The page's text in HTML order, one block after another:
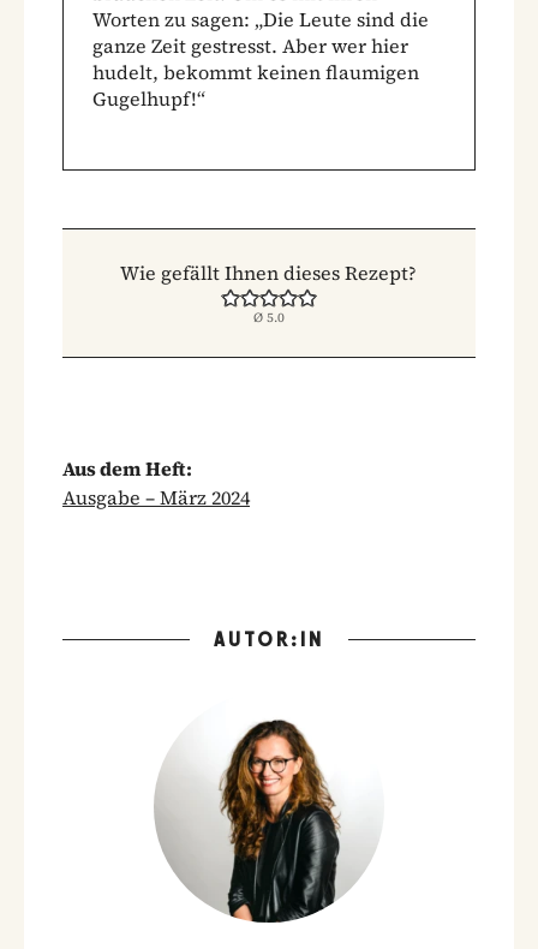
Worten zu sagen: „Die Leute sind die
ganze Zeit gestresst. Aber wer hier
hudelt, bekommt keinen flaumigen
Gugelhupf!“
Wie gefällt Ihnen dieses Rezept?
Ø 5.0
Aus dem Heft:
Ausgabe – März 2024
AUTOR:IN